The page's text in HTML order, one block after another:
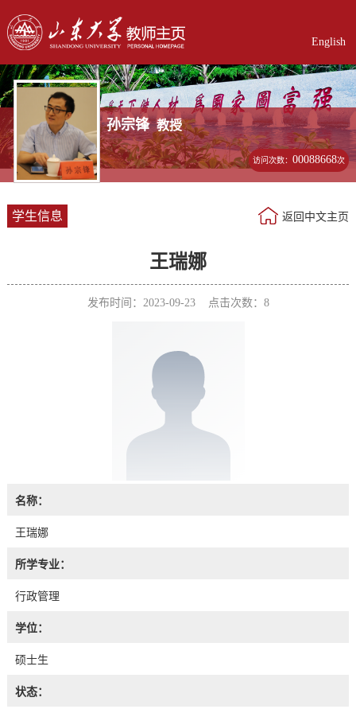
English
孙宗锋 教授
访问次数：00088668次
学生信息 返回中文主页
王瑞娜
发布时间：2023-09-23 点击次数： 8
名称：
王瑞娜
所学专业：
行政管理
学位：
硕士生
状态：